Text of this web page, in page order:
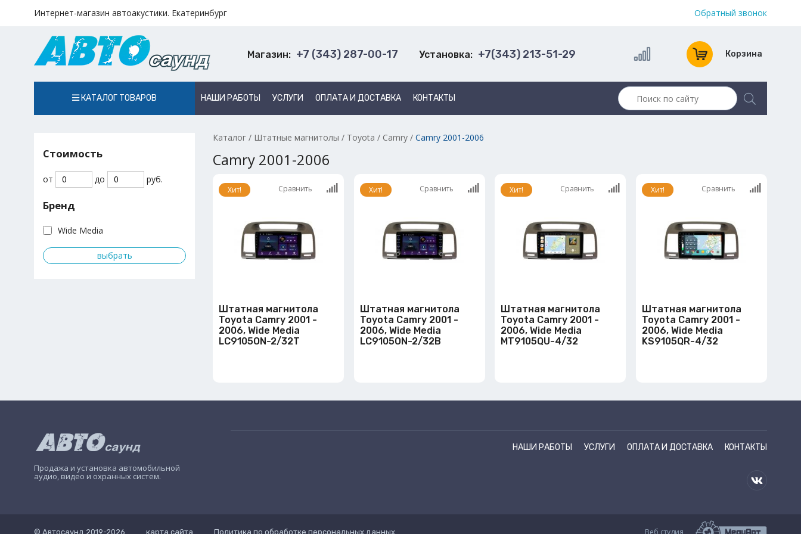
Интернет-магазин автоакустики. Екатеринбург Обратный звонок
Магазин: +7 (343) 287-00-17 Установка: +7(343) 213-51-29 Корзина
КАТАЛОГ ТОВАРОВ НАШИ РАБОТЫ УСЛУГИ ОПЛАТА И ДОСТАВКА КОНТАКТЫ
Стоимость
от до руб.
Бренд
Wide Media
Каталог / Штатные магнитолы / Toyota / Camry / Camry 2001-2006
Camry 2001-2006
Хит! Сравнить
Штатная магнитола
Toyota Camry 2001 -
2006, Wide Media
LC9105ON-2/32T
Хит! Сравнить
Штатная магнитола
Toyota Camry 2001 -
2006, Wide Media
LC9105ON-2/32B
Хит! Сравнить
Штатная магнитола
Toyota Camry 2001 -
2006, Wide Media
MT9105QU-4/32
Хит! Сравнить
Штатная магнитола
Toyota Camry 2001 -
2006, Wide Media
KS9105QR-4/32
Продажа и установка автомобильной
аудио, видео и охранных систем.
НАШИ РАБОТЫ УСЛУГИ ОПЛАТА И ДОСТАВКА КОНТАКТЫ
© Автосаунд 2019-2026 карта сайта Политика по обработке персональных данных